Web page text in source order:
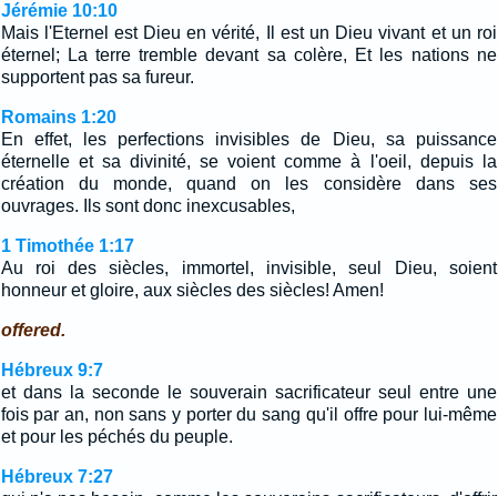
Jérémie 10:10
Mais l'Eternel est Dieu en vérité, Il est un Dieu vivant et un roi
éternel; La terre tremble devant sa colère, Et les nations ne
supportent pas sa fureur.
Romains 1:20
En effet, les perfections invisibles de Dieu, sa puissance
éternelle et sa divinité, se voient comme à l'oeil, depuis la
création du monde, quand on les considère dans ses
ouvrages. Ils sont donc inexcusables,
1 Timothée 1:17
Au roi des siècles, immortel, invisible, seul Dieu, soient
honneur et gloire, aux siècles des siècles! Amen!
offered.
Hébreux 9:7
et dans la seconde le souverain sacrificateur seul entre une
fois par an, non sans y porter du sang qu'il offre pour lui-même
et pour les péchés du peuple.
Hébreux 7:27